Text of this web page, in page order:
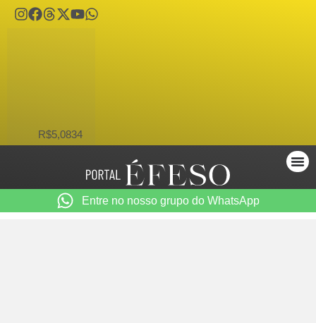
R$5,0834
Entre no nosso grupo do WhatsApp